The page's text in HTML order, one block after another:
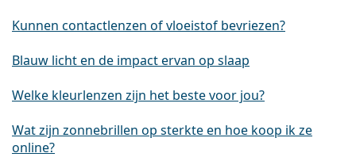
Kunnen contactlenzen of vloeistof bevriezen?
Blauw licht en de impact ervan op slaap
Welke kleurlenzen zijn het beste voor jou?
Wat zijn zonnebrillen op sterkte en hoe koop ik ze
online?